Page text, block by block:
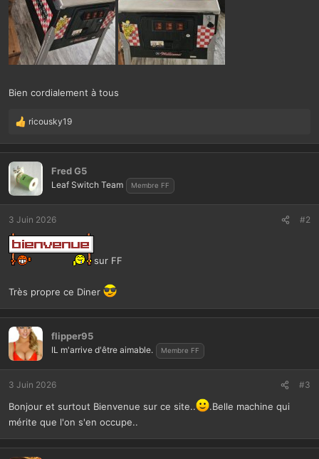
Bien cordialement à tous
L
s
r
é
a
c
o
n
s
ricousky19
Fred G5
Leaf Switch Team Membre FF
3 Juin 2026 #2
sur FF
Très propre ce Diner
flipper95
IL m'arrive d'être aimable. Membre FF
3 Juin 2026 #3
Bonjour et surtout Bienvenue sur ce site..
.Belle machine qui
mérite que l'on s'en occupe..